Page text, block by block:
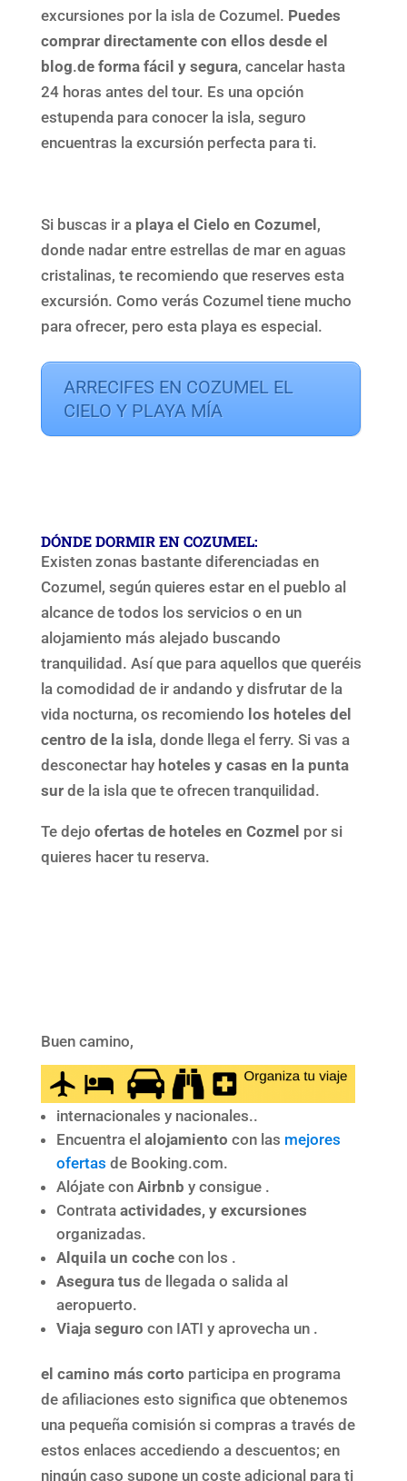
excursiones por la isla de Cozumel. Puedes
comprar directamente con ellos desde el
blog.de forma fácil y segura, cancelar hasta
24 horas antes del tour. Es una opción
estupenda para conocer la isla, seguro
encuentras la excursión perfecta para ti.
Si buscas ir a playa el Cielo en Cozumel,
donde nadar entre estrellas de mar en aguas
cristalinas, te recomiendo que reserves esta
excursión. Como verás Cozumel tiene mucho
para ofrecer, pero esta playa es especial.
ARRECIFES EN COZUMEL EL
CIELO Y PLAYA MÍA
DÓNDE DORMIR EN COZUMEL:
Existen zonas bastante diferenciadas en
Cozumel, según quieres estar en el pueblo al
alcance de todos los servicios o en un
alojamiento más alejado buscando
tranquilidad. Así que para aquellos que queréis
la comodidad de ir andando y disfrutar de la
vida nocturna, os recomiendo los hoteles del
centro de la isla, donde llega el ferry. Si vas a
desconectar hay hoteles y casas en la punta
surde la isla que te ofrecen tranquilidad.
Te dejo ofertas de hoteles en Cozmel por si
quieres hacer tu reserva.
Buen camino,
internacionales y nacionales..
Encuentra el alojamiento con las mejores
ofertas de Booking.com.
Alójate con Airbnb y consigue .
Contrata actividades, y excursiones
organizadas.
Alquila un cochecon los .
Asegura tus de llegada o salida al
aeropuerto.
Viaja seguro con IATI y aprovecha un .
el camino más corto participa en programa
de afiliaciones esto significa que obtenemos
una pequeña comisión si compras a través de
estos enlaces accediendo a descuentos; en
ningún caso supone un coste adicional para ti